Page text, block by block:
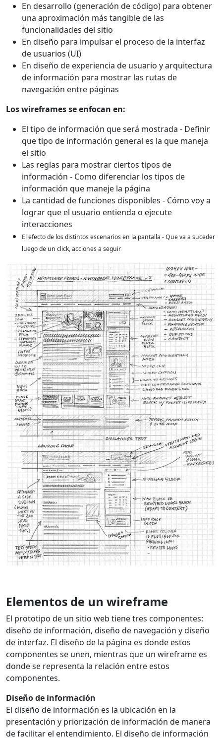
En desarrollo (generación de código) para obtener
una aproximación más tangible de las
funcionalidades del sitio
En diseño para impulsar el proceso de la interfaz
de usuarios (UI)
En diseño de experiencia de usuario y arquitectura
de información para mostrar las rutas de
navegación entre páginas
Los wireframes se enfocan en:
El tipo de información que será mostrada - Definir
que tipo de información general es la que maneja
el sitio
Las reglas para mostrar ciertos tipos de
información - Como diferenciar los tipos de
información que maneje la página
La cantidad de funciones disponibles - Cómo voy a
lograr que el usuario entienda o ejecute
interacciones
El efecto de los distintos escenarios en la pantalla - Que va a suceder
luego de un click, acciones a seguir
Elementos de un wireframe
El prototipo de un sitio web tiene tres componentes:
diseño de información, diseño de navegación y diseño
de interfaz. El diseño de la página es donde estos
componentes se unen, mientras que un wireframe es
donde se representa la relación entre estos
componentes.
Diseño de información
El diseño de información es la ubicación en la
presentación y priorización de información de manera
de facilitar el entendimiento. El diseño de información